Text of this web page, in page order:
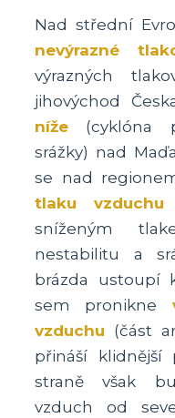
Nad střední
nevýrazné
výrazných
jihovýchod
níže (cyklóna
srážky) nad
se nad
tlaku vzduchu
sníženým
nestabilitu a
brázda ustoupí
sem pronikne
vzduchu (část
přináší klidnější
straně však
vzduch od